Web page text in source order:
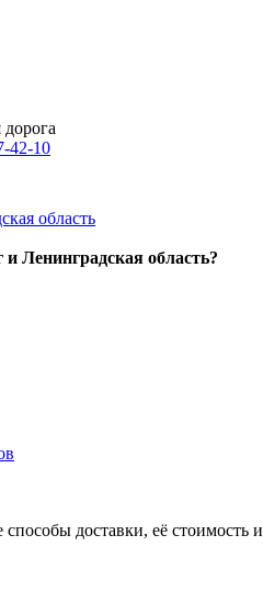
область
Ленинградская область?
42-10
доставки, её стоимость и